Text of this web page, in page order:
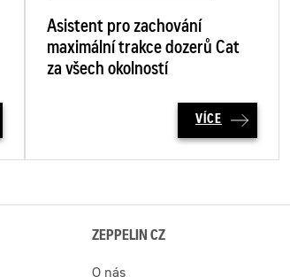
Asistent pro zachování
maximální trakce dozerů Cat
za všech okolností
VÍCE
ZEPPELIN CZ
O nás